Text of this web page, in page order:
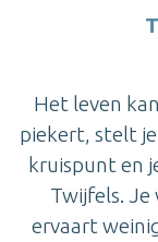
Het leven
piekert, stelt
kruispunt en
Twijfels.
ervaart